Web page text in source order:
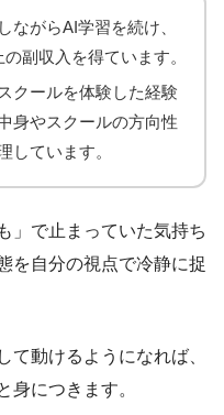
ながらAI学習を続け、
副収入を得ています。
クールを体験した経験
身やスクールの方向性
しています。
」で止まっていた気持ち
を自分の視点で冷静に捉
て動けるようになれば、
身につきます。